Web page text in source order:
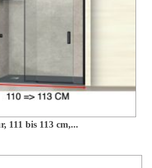
111 bis 113 cm,...